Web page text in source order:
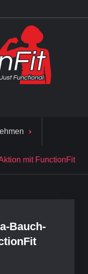
mit FunctionFit
Bauch-